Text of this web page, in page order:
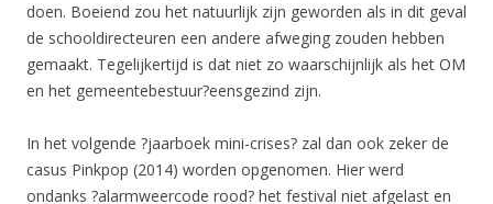
doen. Boeiend zou het natuurlijk zijn geworden als in dit geval
de schooldirecteuren een andere afweging zouden hebben
gemaakt. Tegelijkertijd is dat niet zo waarschijnlijk als het OM
en het gemeentebestuur?eensgezind zijn.
In het volgende ?jaarboek mini-crises? zal dan ook zeker de
casus Pinkpop (2014) worden opgenomen. Hier werd
ondanks ?alarmweercode rood? het festival niet afgelast en